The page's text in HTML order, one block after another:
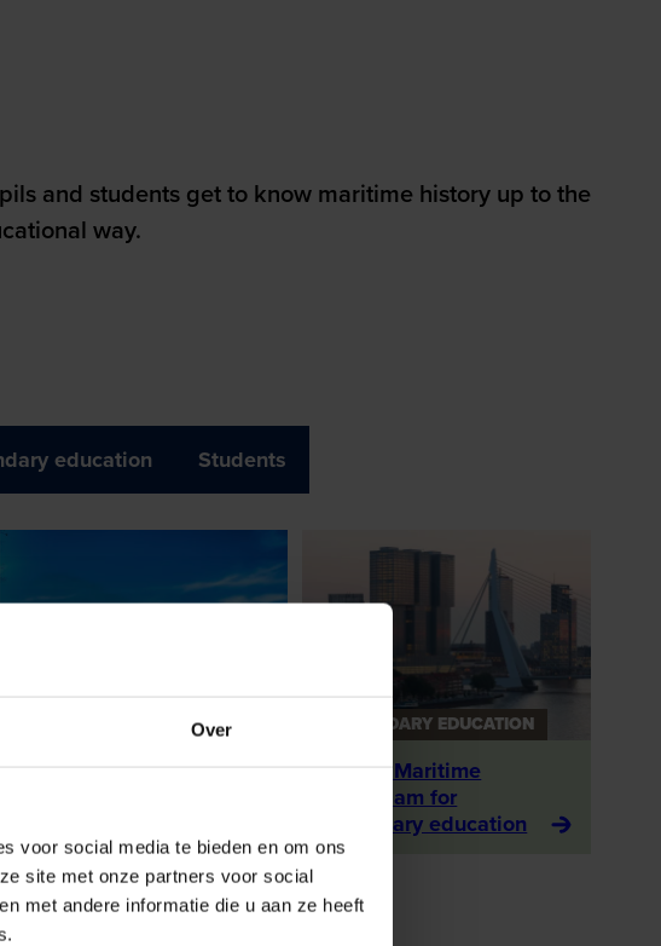
Over
voor social media te bieden en om ons
site met onze partners voor social
met andere informatie die u aan ze heeft
and students get to know maritime history up to the
way.
education Students
PRIMARY EDUCATION
Quick Tour of
SECONDARY EDUCATION
Tour of Maritime
Rotterdam for
secondary education